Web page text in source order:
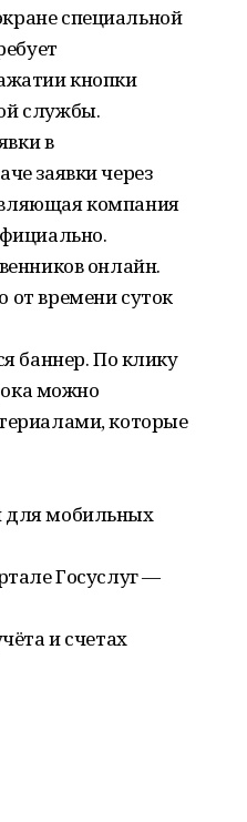
специальной
кнопки
службы.
в
заявки через
компания
онлайн.
от времени суток
баннер. По клику
можно
которые
для мобильных
Госуслуг —
и счетах